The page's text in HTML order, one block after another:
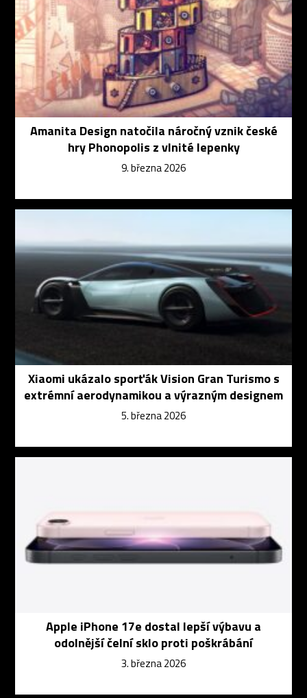
Amanita Design natočila náročný vznik české
hry Phonopolis z vlnité lepenky
9. března 2026
Xiaomi ukázalo sporťák Vision Gran Turismo s
extrémní aerodynamikou a výrazným designem
5. března 2026
Apple iPhone 17e dostal lepší výbavu a
odolnější čelní sklo proti poškrábání
3. března 2026